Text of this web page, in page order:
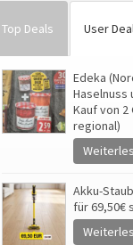
Top Deals User
Edeka
Haselnuss
Kauf von 2
regional)
Akku-
für 69,50€